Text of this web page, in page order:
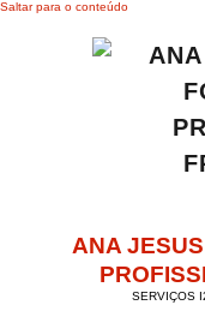
Saltar para o conteúdo
ANA
SERVIÇOS